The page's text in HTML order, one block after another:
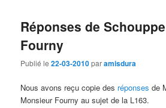
Réponses de
Fourny
Publié le22-03-2010paramisdura
Nous avons reçu copie des réponses de
Monsieur Fourny au sujet de la L163.